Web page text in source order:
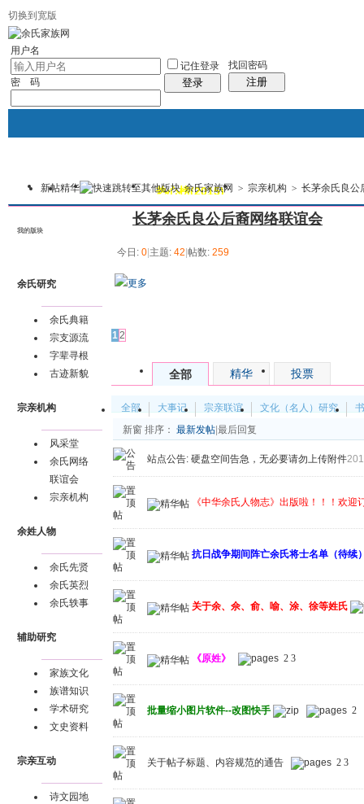
切换到宽版
用户名
密 码
记住登录
登录
找回密码
注册
我的 讨论区 热心榜(2015) 风采堂
新帖精华 余氏家族网 > 宗亲机构 > 长茅余氏良公
我的版块
余氏研究
余氏典籍
宗支源流
字辈寻根
古迹新貌
宗亲机构
风采堂
余氏网络
联谊会
宗亲机构
余姓人物
余氏先贤
余氏英烈
余氏轶事
辅助研究
家族文化
族谱知识
学术研究
文史资料
宗亲互动
诗文园地
长茅余氏良公后裔网络联谊会
今日: 0|主题: 42|帖数: 259
更多
12
全部 精华 投票
全部 大事记 宗亲联谊 文化（名人）研究
新窗 排序： 最新发帖|最后回复
站点公告: 硬盘空间告急，无必要请勿上传附件
《中华余氏人物志》出版啦！！！欢迎
抗日战争期间阵亡余氏将士名单（待续
关于余、佘、俞、喻、涂、徐等姓氏
《原姓》 2 3
批量缩小图片软件--改图快手 2
关于帖子标题、内容规范的通告 2 3